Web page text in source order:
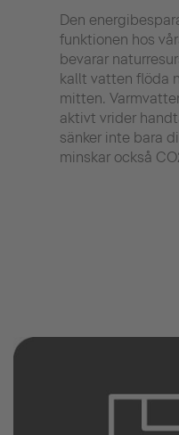
Den
funktionen hos
bevarar
kallt vatten flöda
mitten.
aktivt vrider
sänker inte bara
minskar också